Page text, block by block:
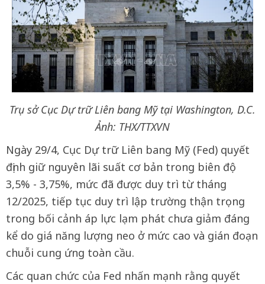
Trụ sở Cục Dự trữ Liên bang Mỹ tại Washington, D.C.
Ảnh: THX/TTXVN
Ngày 29/4, Cục Dự trữ Liên bang Mỹ (Fed) quyết
định giữ nguyên lãi suất cơ bản trong biên độ
3,5% - 3,75%, mức đã được duy trì từ tháng
12/2025, tiếp tục duy trì lập trường thận trọng
trong bối cảnh áp lực lạm phát chưa giảm đáng
kể do giá năng lượng neo ở mức cao và gián đoạn
chuỗi cung ứng toàn cầu.
Các quan chức của Fed nhấn mạnh rằng quyết